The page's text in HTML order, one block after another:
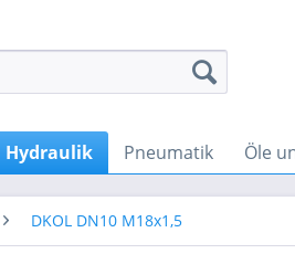
Hydraulik Pneumatik Öle
DKOL DN10 M18x1,5